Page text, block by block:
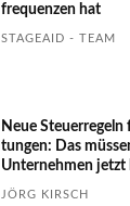
fre­quen­zen hat
STAGEAID - TEAM
Neue
tungen: Das
Unter­nehmen jetzt
JÖRG KIRSCH